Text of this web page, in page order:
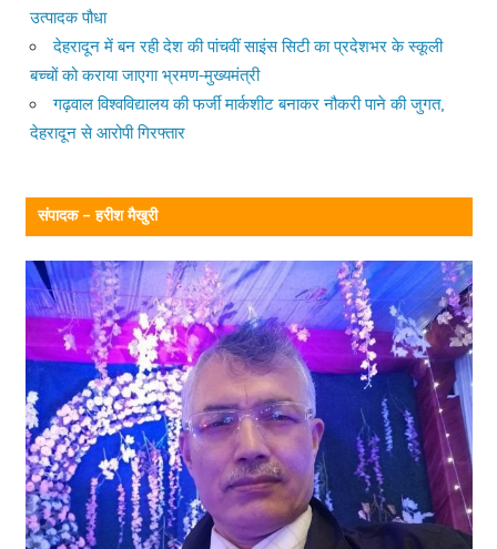
उत्पादक पौधा
देहरादून में बन रही देश की पांचवीं साइंस सिटी का प्रदेशभर के स्कूली
बच्चों को कराया जाएगा भ्रमण-मुख्यमंत्री
गढ़वाल विश्वविद्यालय की फर्जी मार्कशीट बनाकर नौकरी पाने की जुगत,
देहरादून से आरोपी गिरफ्तार
संपादक – हरीश मैखुरी